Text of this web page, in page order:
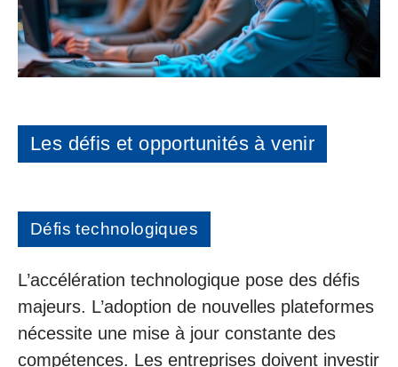
Les défis et opportunités à venir
Défis technologiques
L’accélération technologique pose des défis
majeurs. L’adoption de nouvelles plateformes
nécessite une mise à jour constante des
compétences. Les entreprises doivent investir